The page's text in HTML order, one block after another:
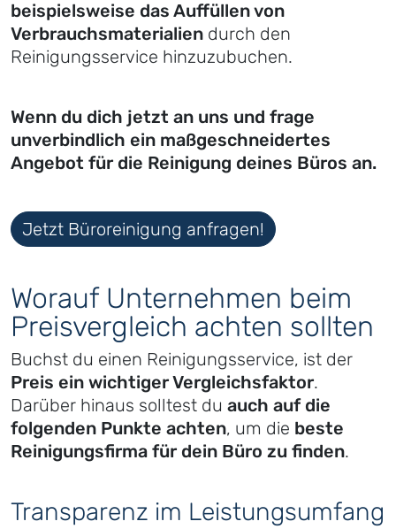
beispielsweise das Auffüllen von
Verbrauchsmaterialien durch den
Reinigungsservice hinzuzubuchen.
Wenn du dich jetzt an uns und frage
unverbindlich ein maßgeschneidertes
Angebot für die Reinigung deines Büros an.
Jetzt Büroreinigung anfragen!
Worauf Unternehmen beim
Preisvergleich achten sollten
Buchst du einen Reinigungsservice, ist der
Preis ein wichtiger Vergleichsfaktor.
Darüber hinaus solltest du auch auf die
folgenden Punkte achten, um die beste
Reinigungsfirma für dein Büro zu finden.
Transparenz im Leistungsumfang